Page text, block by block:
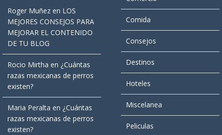
Roger Muñez en LOS
MEJORES CONSEJOS PARA
MEJORAR EL CONTENIDO
DE TU BLOG
Rocio Mirtha en ¿Cuántas
razas mexicanas de perros
existen?
Maria Peralta en ¿Cuántas
razas mexicanas de perros
existen?
Comida
Consejos
Destinos
Hoteles
Miscelanea
Peliculas